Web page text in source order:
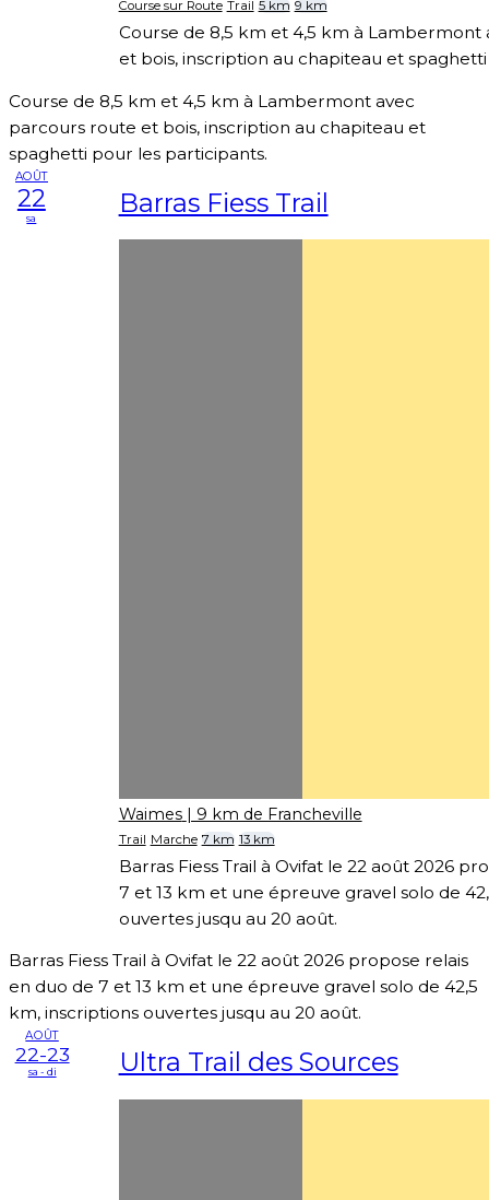
Course sur Route Trail 5 km 9 km
Course de 8,5 km et 4,5 km à
et bois, inscription au chapiteau et
Course de 8,5 km et 4,5 km à Lambermont avec
parcours route et bois, inscription au chapiteau et
spaghetti pour les participants.
AOÛT
22
sa Barras Fiess Trail
Waimes | 9 km de Francheville
Trail Marche 7 km 13 km
Barras Fiess Trail à Ovifat le 22 août 2026
7 et 13 km et une épreuve gravel solo de
ouvertes jusqu au 20 août.
Barras Fiess Trail à Ovifat le 22 août 2026 propose relais
en duo de 7 et 13 km et une épreuve gravel solo de 42,5
km, inscriptions ouvertes jusqu au 20 août.
AOÛT
22-23
sa - di Ultra Trail des Sources